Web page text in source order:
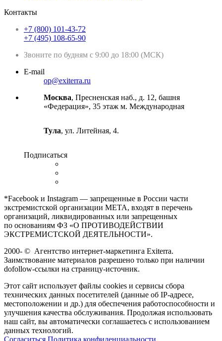
Контакты
+7 (800) 101-43-72
+7 (495) 108-65-90
Звоните по будням с 9:00 до 18:00 (МСК)
E-mail
op@exiterra.ru
Москва, Пресненская наб., д. 12, башня
«Федерация», 35 этаж м. Международная
Тула, ул. Литейная, 4.
Подписаться
*Facebook и Instagram — запрещенные в России части
экстремистской организации META, входят в перечень
организаций, ликвидированных или запрещенных
по основаниям ФЗ «О ПРОТИВОДЕЙСТВИИ
ЭКСТРЕМИСТСКОЙ ДЕЯТЕЛЬНОСТИ».
2000- © Агентство интернет-маркетинга Exiterra.
Заимствование материалов разрешено только при наличии
dofollow-ссылки на страницу-источник.
Этот сайт использует файлы cookies и сервисы сбора
технических данных посетителей (данные об IP-адресе,
местоположении и др.) для обеспечения работоспособности и
улучшения качества обслуживания. Продолжая использовать
наш сайт, вы автоматически соглашаетесь с использованием
данных технологий.
Согласиться Политика конфиденциальности